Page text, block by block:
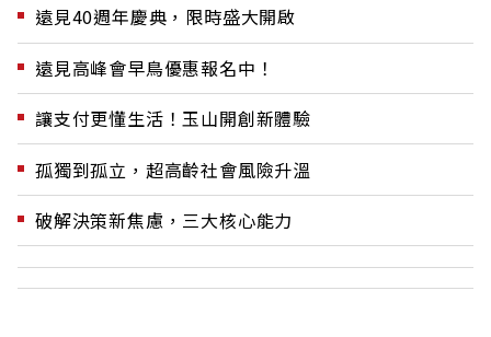
遠見40週年慶典，限時盛大開啟
遠見高峰會早鳥優惠報名中！
讓支付更懂生活！玉山開創新體驗
孤獨到孤立，超高齡社會風險升溫
破解決策新焦慮，三大核心能力